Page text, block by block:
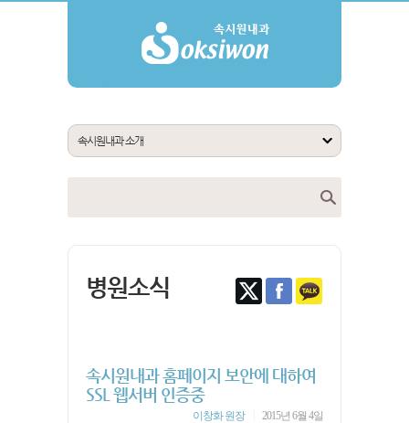
병원소식
속시원내과 홈페이지 보안에 대하여
SSL 웹서버 인증중
이창화 원장 2015년 6월 4일